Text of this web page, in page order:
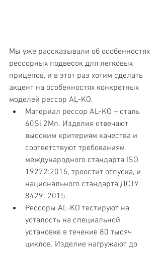
Мы уже рассказывали об особенностях
рессорных подвесок для легковых
прицепов, и в этот раз хотим сделать
акцент на особенностях конкретных
моделей рессор AL-KO.
Материал рессор AL-KO – сталь
60Si 2Mn. Изделия отвечают
высоким критериям качества и
соответствуют требованиям
международного стандарта ISO
19272:2015, троостит отпуска, и
национального стандарта ДСТУ
8429: 2015.
Рессоры AL-KO тестируют на
усталость на специальной
установке в течение 80 тысяч
циклов. Изделие нагружают до